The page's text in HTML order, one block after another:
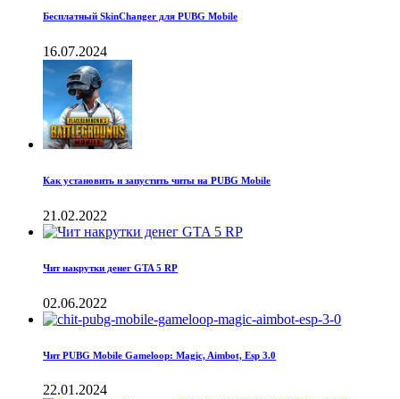
Бесплатный SkinChanger для PUBG Mobile
16.07.2024
Как установить и запустить читы на PUBG Mobile
21.02.2022
Чит накрутки денег GTA 5 RP
02.06.2022
Чит PUBG Mobile Gameloop: Magic, Aimbot, Esp 3.0
22.01.2024